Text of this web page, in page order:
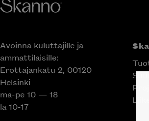
Avoinna kuluttajille ja
ammattilaisille:
Erottajankatu 2, 00120
Helsinki
ma-pe 10 — 18
la 10-17